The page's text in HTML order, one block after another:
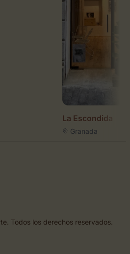
La Escondida
Granada
Todos los derechos reservados.